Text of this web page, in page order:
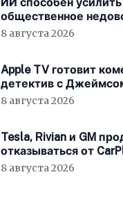
общественное
всём мире
8 августа 2026
Apple TV готовит
детектив с
8 августа 2026
Tesla, Rivian и GM
отказываться от
8 августа 2026